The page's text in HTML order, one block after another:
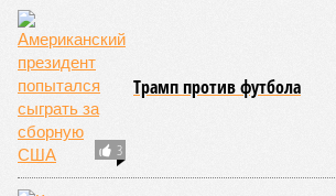
3
Трамп против футбола